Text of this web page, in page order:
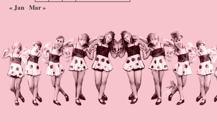
« Jan Mar »